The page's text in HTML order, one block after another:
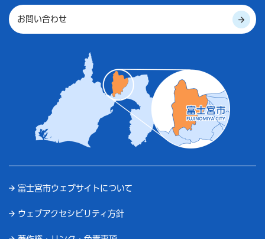
お問い合わせ
富士宮市ウェブサイトについて
ウェブアクセシビリティ方針